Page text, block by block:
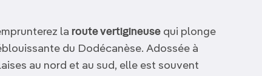
la route vertigineuse qui plonge
du Dodécanèse. Adossée à
au nord et au sud, elle est souvent